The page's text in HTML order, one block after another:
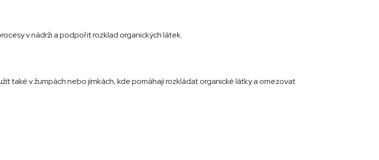
v nádrži a podpořit rozklad organických látek.
také v žumpách nebo jímkách, kde pomáhají rozkládat organické látky a omezovat